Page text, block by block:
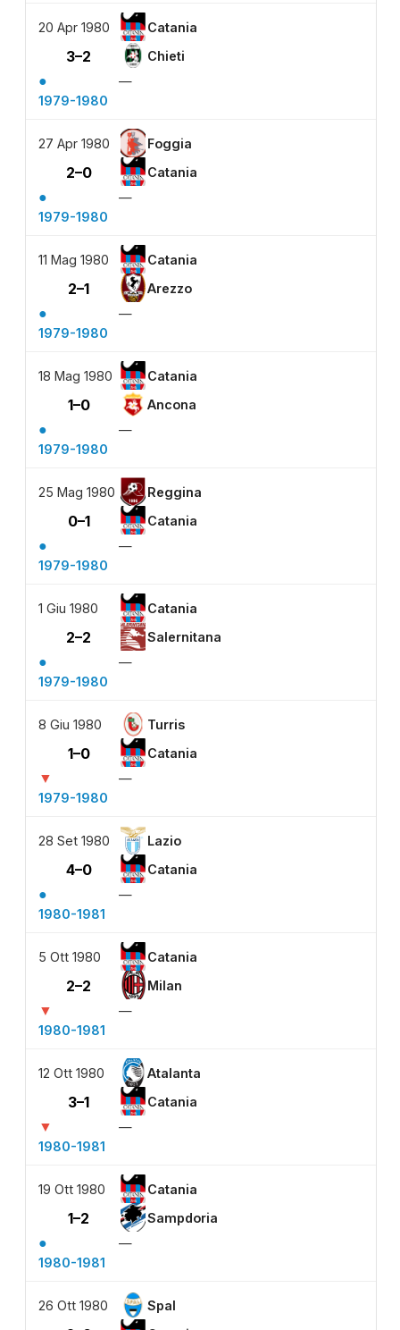
20 Apr 1980 Catania
3–2 Chieti
●
—
1979-1980
27 Apr 1980 Foggia
2–0 Catania
●
—
1979-1980
11 Mag 1980 Catania
2–1 Arezzo
●
—
1979-1980
18 Mag 1980 Catania
1–0 Ancona
●
—
1979-1980
25 Mag 1980 Reggina
0–1 Catania
●
—
1979-1980
1 Giu 1980 Catania
2–2 Salernitana
●
—
1979-1980
8 Giu 1980 Turris
1–0 Catania
▼
—
1979-1980
28 Set 1980 Lazio
4–0 Catania
●
—
1980-1981
5 Ott 1980 Catania
2–2 Milan
▼
—
1980-1981
12 Ott 1980 Atalanta
3–1 Catania
▼
—
1980-1981
19 Ott 1980 Catania
1–2 Sampdoria
●
—
1980-1981
26 Ott 1980 Spal